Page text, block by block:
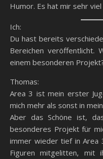
Humor. Es hat mir sehr
Ich:
Du hast bereits
Bereichen veröffentlicht.
einem besonderen
Thomas:
Area 3 ist mein erster
mich mehr als sonst in
Aber das Schöne ist,
besonderes Projekt für
immer wieder tief in Area
Figuren mitgelitten, mit